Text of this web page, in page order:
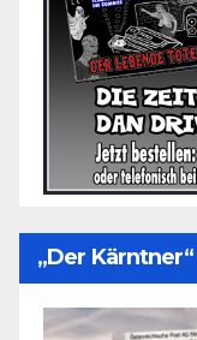
„Der